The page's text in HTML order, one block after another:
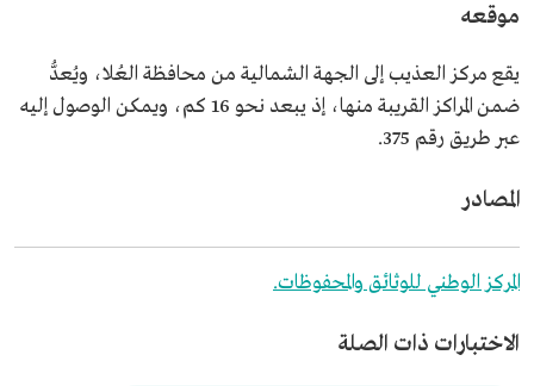
موقعه
يقع مركز العذيب إلى الجهة الشمالية من محافظة العُلا، ويُعدُّ
ضمن المراكز القريبة منها، إذ يبعد نحو 16 كم، ويمكن الوصول إليه
عبر طريق رقم 375.
المصادر
المركز الوطني للوثائق والمحفوظات.
الاختبارات ذات الصلة